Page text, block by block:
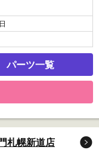
パーツ一覧
札幌新道店